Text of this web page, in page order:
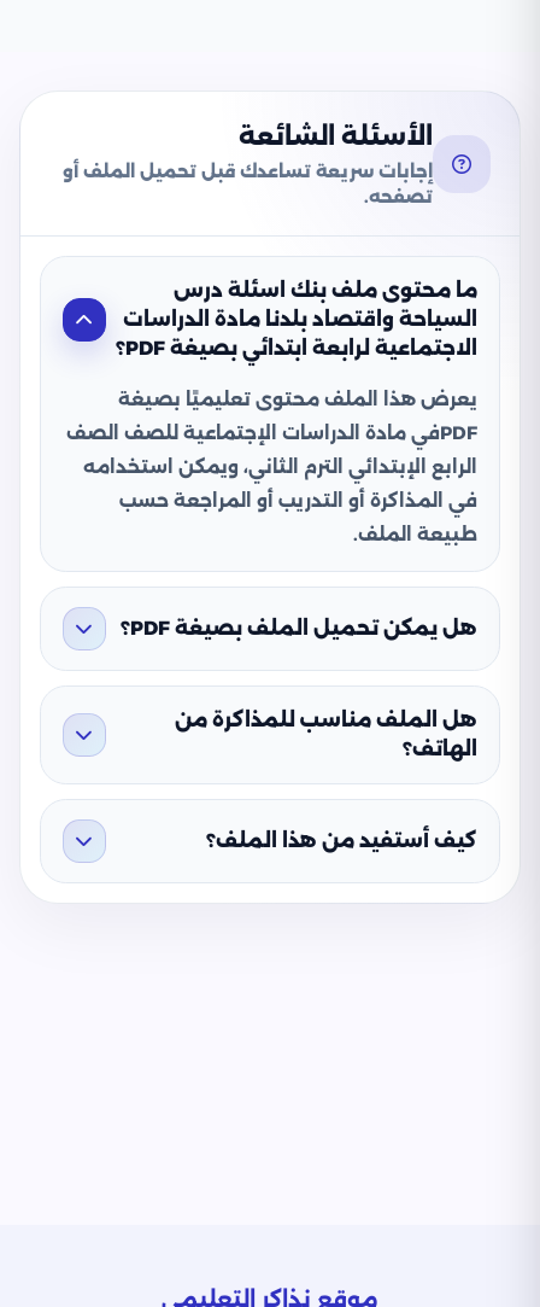
الأسئلة الشائعة
إجابات سريعة تساعدك قبل تحميل الملف أو
تصفحه.
ما محتوى ملف بنك اسئلة درس
السياحة واقتصاد بلدنا مادة الدراسات
الاجتماعية لرابعة ابتدائي بصيغة PDF؟
يعرض هذا الملف محتوى تعليميًا بصيغة
PDFفي مادة الدراسات الإجتماعية للصف الصف
الرابع الإبتدائي الترم الثاني، ويمكن استخدامه
في المذاكرة أو التدريب أو المراجعة حسب
طبيعة الملف.
هل يمكن تحميل الملف بصيغة PDF؟
هل الملف مناسب للمذاكرة من
الهاتف؟
كيف أستفيد من هذا الملف؟
موقع نذاكر التعليمي